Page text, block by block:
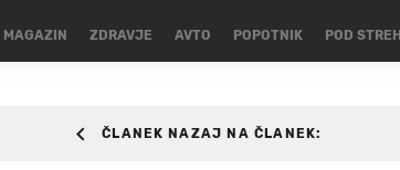
MAGAZIN ZDRAVJE AVTO POPOTNIK POD
/SPORT/NOGOMET
ČLANEK NAZAJ NA ČLANEK: